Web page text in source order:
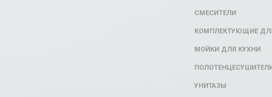
СМЕСИТЕЛИ
КОМПЛЕКТУЮЩИЕ
МОЙКИ ДЛЯ КУХНИ
УНИТАЗЫ